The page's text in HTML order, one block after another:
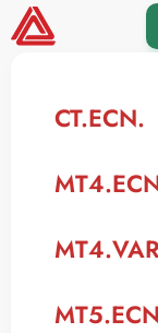
CT.ECN.